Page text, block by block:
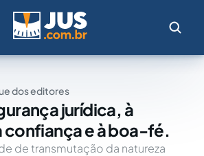
dos editores
jurídica, à
e à boa-fé.
de transmutação da natureza